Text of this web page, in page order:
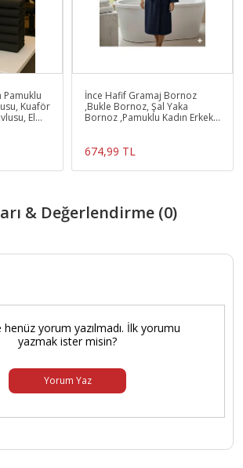
Pamuklu
Kuaför
El
İnce Hafif Gramaj Bornoz
,Bukle Bornoz, Şal Yaka
Bornoz ,Pamuklu Kadın Erkek
674,99 TL
& Değerlendirme (0)
henüz yorum yazılmadı. İlk yorumu
yazmak ister misin?
Yorum Yaz